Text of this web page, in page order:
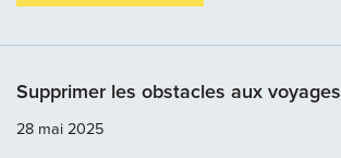
Supprimer les obstacles aux voyages
28 mai 2025